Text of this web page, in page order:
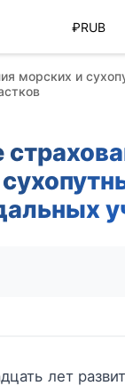
₽RUB
морских и
лет